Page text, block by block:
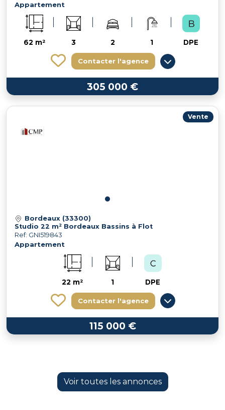
Appartement
62 m² 3 2 1 DPE
Contacter l'agence
305 000 €
Vente
Bordeaux (33300)
Studio 22 m² Bordeaux Bassins à Flot
Ref: GNI519843
Appartement
22 m² 1 DPE
Contacter l'agence
115 000 €
Voir toutes les annonces